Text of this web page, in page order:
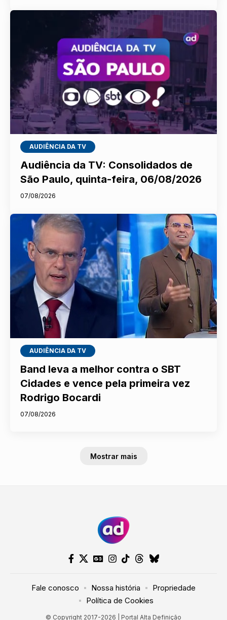
AUDIÊNCIA DA TV
Audiência da TV: Consolidados de
São Paulo, quinta-feira, 06/08/2026
07/08/2026
AUDIÊNCIA DA TV
Band leva a melhor contra o SBT
Cidades e vence pela primeira vez
Rodrigo Bocardi
07/08/2026
Mostrar mais
© Copyright 2017-2026 | Portal Alta Definição
Fale conosco Nossa história
Propriedade
Política de Cookies